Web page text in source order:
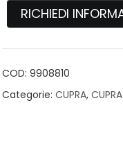
RICHIEDI
COD: 9908810
Categorie: CUPRA,